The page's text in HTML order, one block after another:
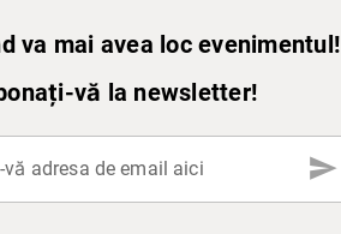
va mai avea loc evenimentul!
vă la newsletter!
adresa de email aici send